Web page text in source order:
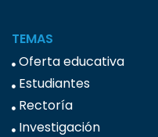
TEMAS
Oferta educativa
Estudiantes
Rectoría
Investigación